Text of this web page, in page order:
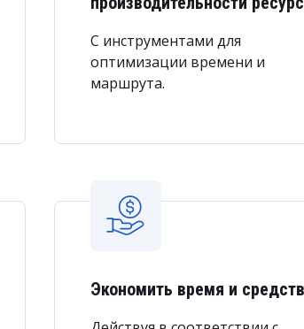
работников на задачи, учитывая их
С инструментами для
оптимизации времени и
маршрута.
Экономить время и